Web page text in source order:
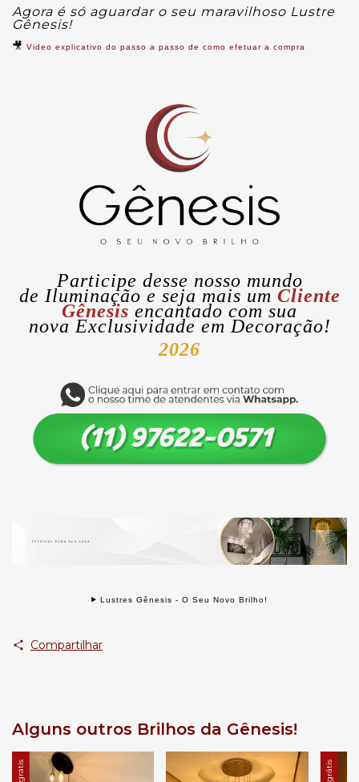
Agora é só aguardar o seu maravilhoso Lustre
Gênesis!
🎥 Video explicativo do passo a passo de como efetuar a compra
Participe desse nosso mundo
de Iluminação e seja mais um Cliente
Gênesis encantado com sua
nova Exclusividade em Decoração!
2026
Lustres Gênesis - O Seu Novo Brilho!
Compartilhar
Alguns outros Brilhos da Gênesis!